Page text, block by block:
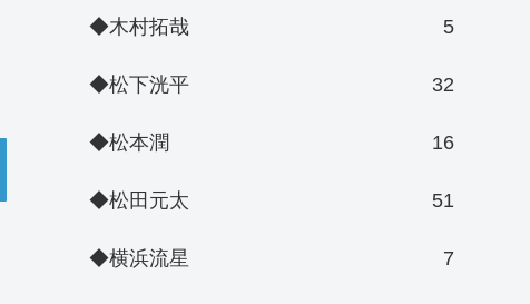
◆木村拓哉 5
◆松下洸平 32
◆松本潤 16
◆松田元太 51
◆横浜流星 7